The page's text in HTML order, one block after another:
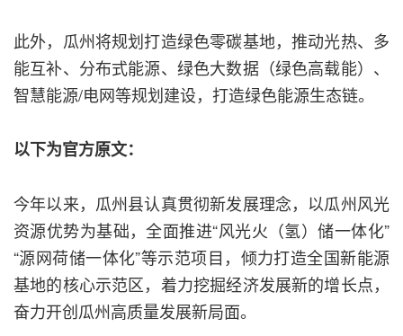
此外，瓜州将规划打造绿色零碳基地，推动光热、多
能互补、分布式能源、绿色大数据（绿色高载能）、
智慧能源/电网等规划建设，打造绿色能源生态链。
以下为官方原文：
今年以来，瓜州县认真贯彻新发展理念，以瓜州风光
资源优势为基础，全面推进“风光火（氢）储一体化”
“源网荷储一体化”等示范项目，倾力打造全国新能源
基地的核心示范区，着力挖掘经济发展新的增长点，
奋力开创瓜州高质量发展新局面。